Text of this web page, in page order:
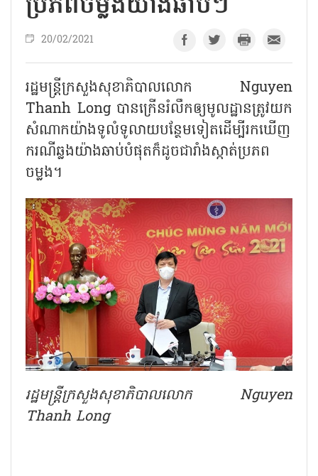
20/02/2021
រដ្ឋមន្រ្តីក្រសួងសុខាភិបាលលោក Nguyen
Thanh Long បានក្រើនរំលឹកឲ្យមូលដ្ឋានត្រូវយក
សំណាកយ៉ាងទូលំទូលាយបន្ថែមទៀតដើម្បីរកឃើញ
ករណីឆ្លងយ៉ាងឆាប់បំផុតក៏ដូចជារាំងស្កាត់ប្រភព
ចម្លង។
រដ្ឋមន្រ្តីក្រសួងសុខាភិបាលលោក Nguyen
Thanh Long